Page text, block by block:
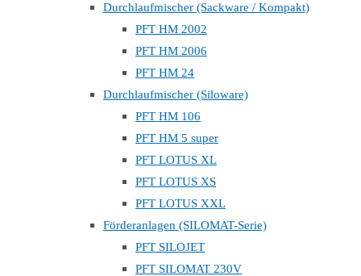
Durchlaufmischer (Sackware / Kompakt)
PFT HM 2002
PFT HM 2006
PFT HM 24
Durchlaufmischer (Siloware)
PFT HM 106
PFT HM 5 super
PFT LOTUS XL
PFT LOTUS XS
PFT LOTUS XXL
Förderanlagen (SILOMAT-Serie)
PFT SILOJET
PFT SILOMAT 230V